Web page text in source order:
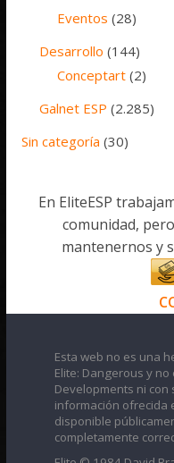
Eventos (28)
Desarrollo (144)
Conceptart (2)
Galnet ESP (2.285)
Sin categoría (30)
En EliteESP
comunidad,
mantenernos y
Esta web no es una
Elite: Dangerous y
Developments ni con
información ofrecida
disponible
completamente